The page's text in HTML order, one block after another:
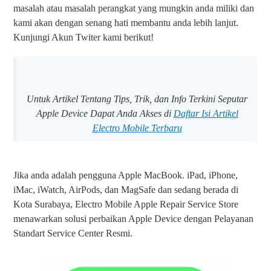
masalah atau masalah perangkat yang mungkin anda miliki dan
kami akan dengan senang hati membantu anda lebih lanjut.
Kunjungi Akun Twiter kami berikut!
Untuk Artikel Tentang Tips, Trik, dan Info Terkini Seputar
Apple Device Dapat Anda Akses di Daftar Isi Artikel
Electro Mobile Terbaru
Jika anda adalah pengguna Apple MacBook. iPad, iPhone,
iMac, iWatch, AirPods, dan MagSafe dan sedang berada di
Kota Surabaya, Electro Mobile Apple Repair Service Store
menawarkan solusi perbaikan Apple Device dengan Pelayanan
Standart Service Center Resmi.